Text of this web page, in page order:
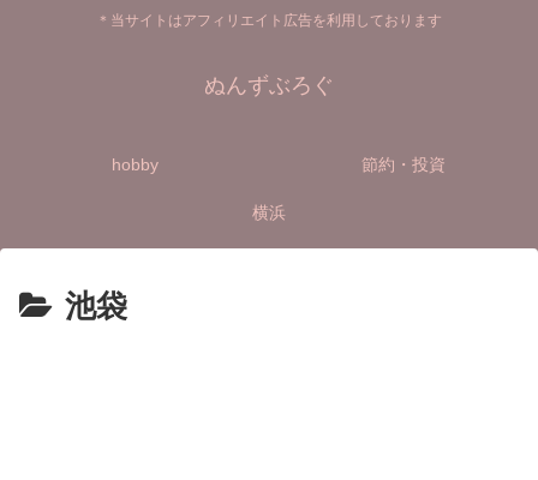
＊当サイトはアフィリエイト広告を利用しております
ぬんずぶろぐ
hobby 節約・投資
横浜
池袋